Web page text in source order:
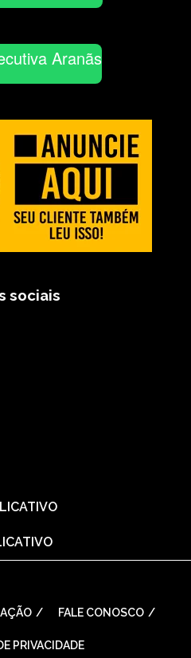
Aranãs
sociais
FALE CONOSCO
PRIVACIDADE